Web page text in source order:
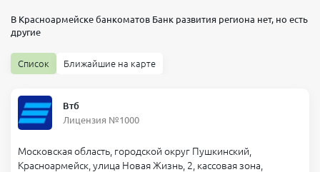
В Красноармейске банкоматов Банк развития региона нет, но есть
другие
Список Ближайшие на карте
Втб
Лицензия №1000
Московская область, городской округ Пушкинский,
Красноармейск, улица Новая Жизнь, 2, кассовая зона,